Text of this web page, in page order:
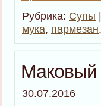
Рубрика: Супы
мука, пармезан,
Маковый
30.07.2016